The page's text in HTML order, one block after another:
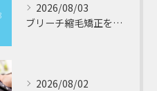
2026/08/03
ブリーチ縮毛矯正を安全に受けるための大阪府対応サロン選びと髪質改善のポイント
2026/08/02